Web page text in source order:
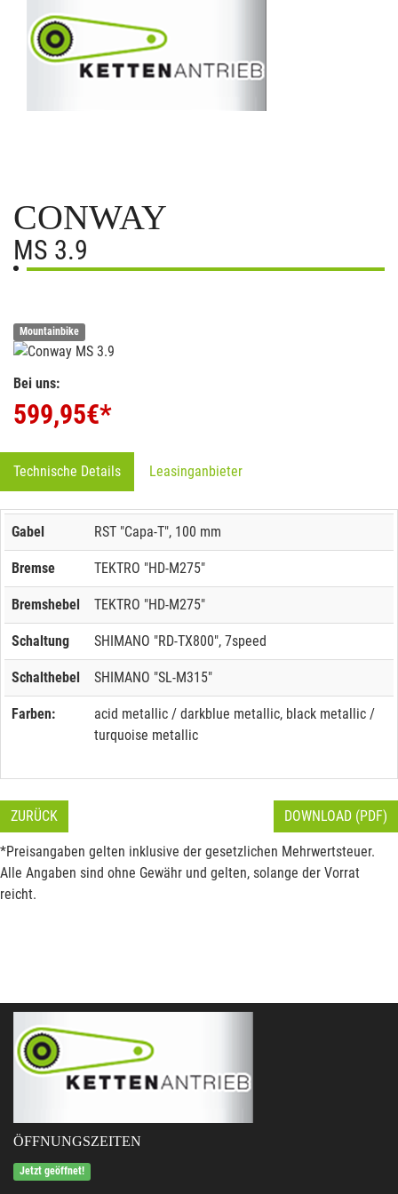
CONWAY
MS 3.9
Mountainbike
Bei uns:
599,95€*
Technische Details Leasinganbieter
Gabel RST "Capa-T", 100 mm
Bremse TEKTRO "HD-M275"
Bremshebel TEKTRO "HD-M275"
Schaltung SHIMANO "RD-TX800", 7speed
Schalthebel SHIMANO "SL-M315"
Farben:
acid metallic / darkblue metallic, black metallic /
turquoise metallic
ZURÜCK DOWNLOAD (PDF)
*Preisangaben gelten inklusive der gesetzlichen Mehrwertsteuer.
Alle Angaben sind ohne Gewähr und gelten, solange der Vorrat
reicht.
ÖFFNUNGSZEITEN
Jetzt geöffnet!